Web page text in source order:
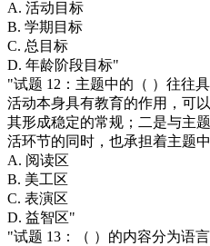
A. 活动目标
B. 学期目标
C. 总目标
D. 年龄阶段目标"
"试题 12：主题中的（ ）往往
活动本身具有教育的作用，可
其形成稳定的常规；二是与主
活环节的同时，也承担着主题中
A. 阅读区
B. 美工区
C. 表演区
D. 益智区"
"试题 13：（ ）的内容分为语